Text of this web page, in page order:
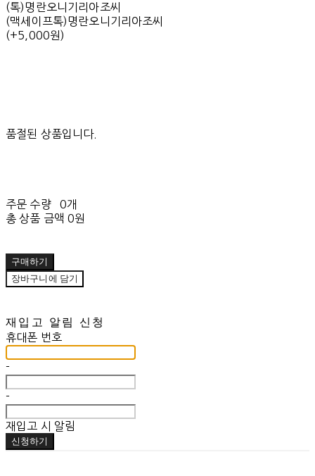
(톡)명란오니기리아조씨
(맥세이프톡)명란오니기리아조씨
(+5,000원)
품절된 상품입니다.
주문 수량
0개
총 상품 금액 0원
구매하기
장바구니에 담기
재입고 알림 신청
휴대폰 번호
-
-
재입고 시 알림
신청하기